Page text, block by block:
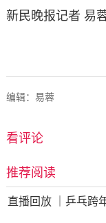
新民晚报记者 易
编辑：易蓉
看评论
推荐阅读
直播回放 ｜乒乓跨